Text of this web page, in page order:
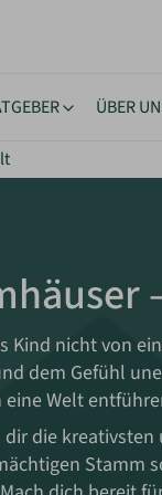
& Autarkie
NEU
Workshops
Wohnen
ÜBER
Kind nicht von
dem Gefühl
eine Welt
dir die
Stamm